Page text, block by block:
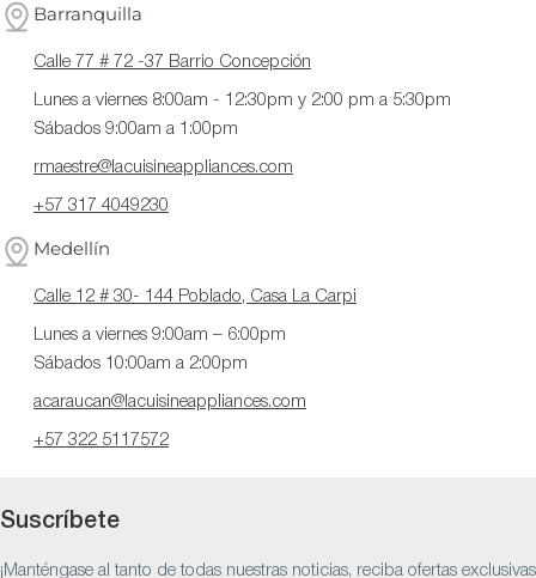
Barranquilla
Calle 77 # 72 -37 Barrio Concepción
Lunes a viernes 8:00am - 12:30pm y 2:00 pm a 5:30pm
Sábados 9:00am a 1:00pm
rmaestre@lacuisineappliances.com
+57 317 4049230
Medellín
Calle 12 # 30- 144 Poblado, Casa La Carpi
Lunes a viernes 9:00am – 6:00pm
Sábados 10:00am a 2:00pm
acaraucan@lacuisineappliances.com
+57 322 5117572
Suscríbete
¡Manténgase al tanto de todas nuestras noticias, reciba ofertas exclusivas